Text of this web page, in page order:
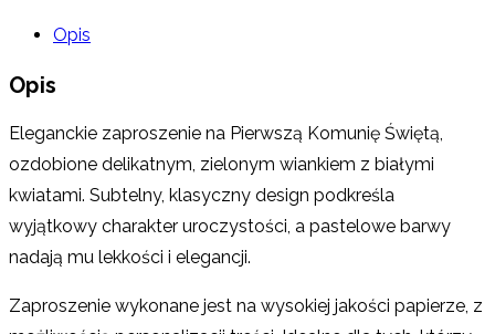
Opis
Opis
Eleganckie zaproszenie na Pierwszą Komunię Świętą,
ozdobione delikatnym, zielonym wiankiem z białymi
kwiatami. Subtelny, klasyczny design podkreśla
wyjątkowy charakter uroczystości, a pastelowe barwy
nadają mu lekkości i elegancji.
Zaproszenie wykonane jest na wysokiej jakości papierze, z